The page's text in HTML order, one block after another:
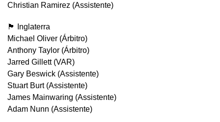
Christian Ramirez (Assistente)
🏴󠁧󠁢󠁥󠁮󠁧󠁿 Inglaterra
Michael Oliver (Árbitro)
Anthony Taylor (Árbitro)
Jarred Gillett (VAR)
Gary Beswick (Assistente)
Stuart Burt (Assistente)
James Mainwaring (Assistente)
Adam Nunn (Assistente)